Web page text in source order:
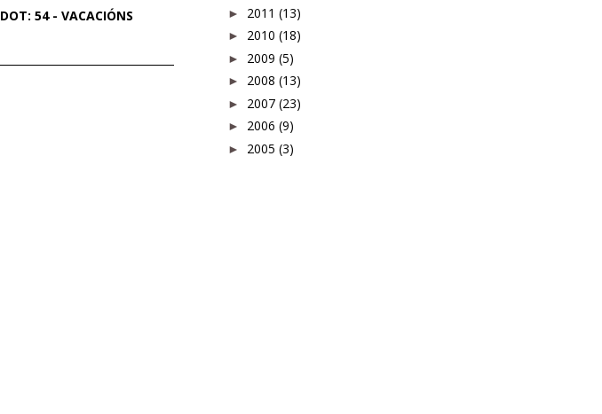
DOT: 54 - VACACIÓNS ► 2011 (13)
► 2010 (18)
► 2009 (5)
► 2008 (13)
► 2007 (23)
► 2006 (9)
► 2005 (3)